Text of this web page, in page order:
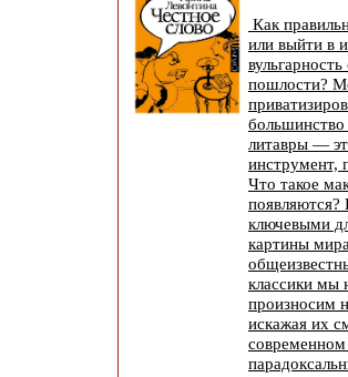
Как
или выйти в
пошлости?
литавры —
инструмент,
Что такое
появляются?
ключевыми
картины
классики мы
произносим
искажая их
современном